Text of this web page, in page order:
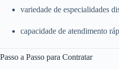
variedade de especialidades
capacidade de atendimento
Passo a Passo para Contratar